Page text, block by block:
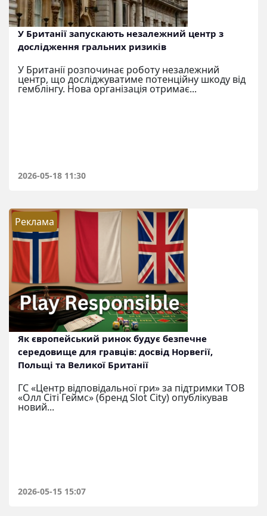
У Британії запускають незалежний центр з
дослідження гральних ризиків
У Британії розпочинає роботу незалежний
центр, що досліджуватиме потенційну шкоду від
гемблінгу. Нова організація отримає...
2026-05-18 11:30
Реклама
Як європейський ринок будує безпечне
середовище для гравців: досвід Норвегії,
Польщі та Великої Британії
ГС «Центр відповідальної гри» за підтримки ТОВ
«Олл Сіті Геймс» (бренд Slot City) опублікував
новий...
2026-05-15 15:07